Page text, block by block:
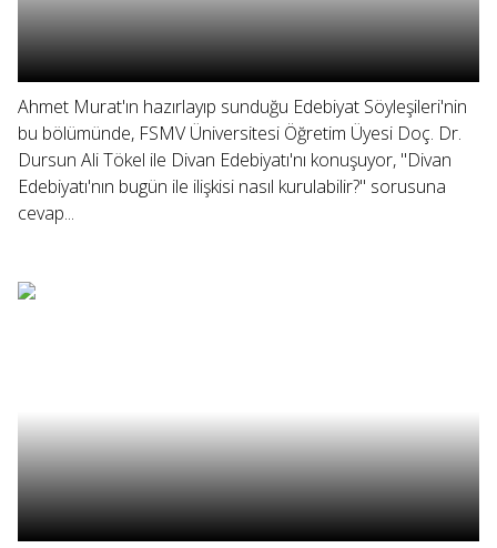
Ahmet Murat'ın hazırlayıp sunduğu Edebiyat Söyleşileri'nin
bu bölümünde, FSMV Üniversitesi Öğretim Üyesi Doç. Dr.
Dursun Ali Tökel ile Divan Edebiyatı'nı konuşuyor, "Divan
Edebiyatı'nın bugün ile ilişkisi nasıl kurulabilir?" sorusuna
cevap...